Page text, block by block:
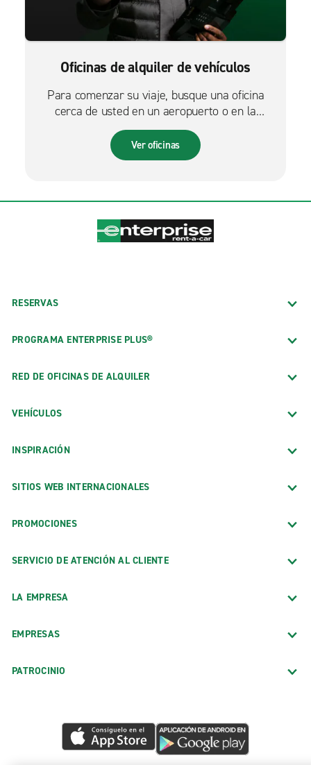
Oficinas de alquiler de vehículos
Para comenzar su viaje, busque una oficina
cerca de usted en un aeropuerto o en la
ciudad.
Ver oficinas
RESERVAS
PROGRAMA ENTERPRISE PLUS®
RED DE OFICINAS DE ALQUILER
VEHÍCULOS
INSPIRACIÓN
SITIOS WEB INTERNACIONALES
PROMOCIONES
SERVICIO DE ATENCIÓN AL CLIENTE
LA EMPRESA
EMPRESAS
PATROCINIO